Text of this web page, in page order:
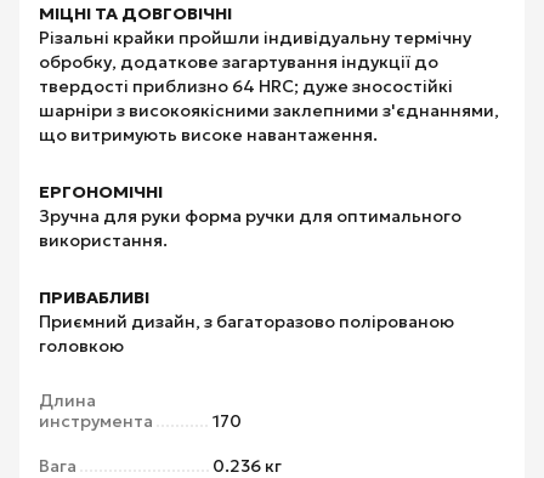
МІЦНІ ТА ДОВГОВІЧНІ
Різальні крайки пройшли індивідуальну термічну
обробку, додаткове загартування індукції до
твердості приблизно 64 HRC; дуже зносостійкі
шарніри з високоякісними заклепними з'єднаннями,
що витримують високе навантаження.
ЕРГОНОМІЧНІ
Зручна для руки форма ручки для оптимального
використання.
ПРИВАБЛИВІ
Приємний дизайн, з багаторазово полірованою
головкою
Длина
инструмента
170
Вага 0.236 кг